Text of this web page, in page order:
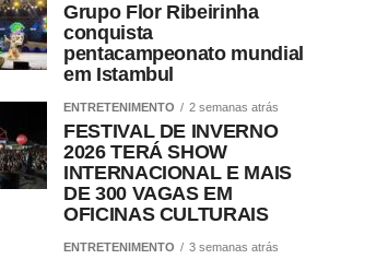
Grupo Flor Ribeirinha
conquista
pentacampeonato mundial
em Istambul
ENTRETENIMENTO 2 semanas atrás
FESTIVAL DE INVERNO
2026 TERÁ SHOW
INTERNACIONAL E MAIS
DE 300 VAGAS EM
OFICINAS CULTURAIS
ENTRETENIMENTO 3 semanas atrás